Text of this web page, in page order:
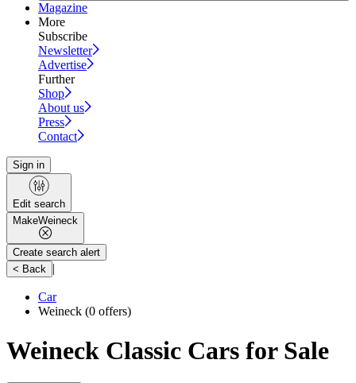
Magazine
More
Subscribe
Newsletter
Advertise
Further
Shop
About us
Press
Contact
Sign in
Edit search
MakeWeineck
Create search alert
< Back |
Car
Weineck (0 offers)
Weineck Classic Cars for Sale